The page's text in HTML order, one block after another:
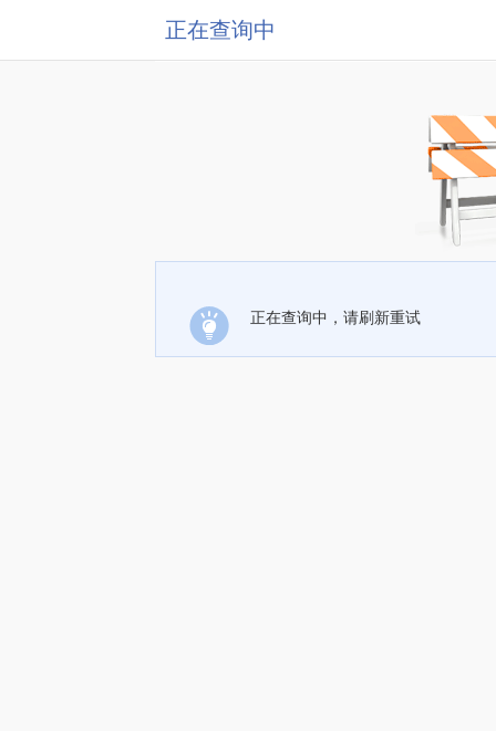
正在查询中
正在查询中，请刷新重试